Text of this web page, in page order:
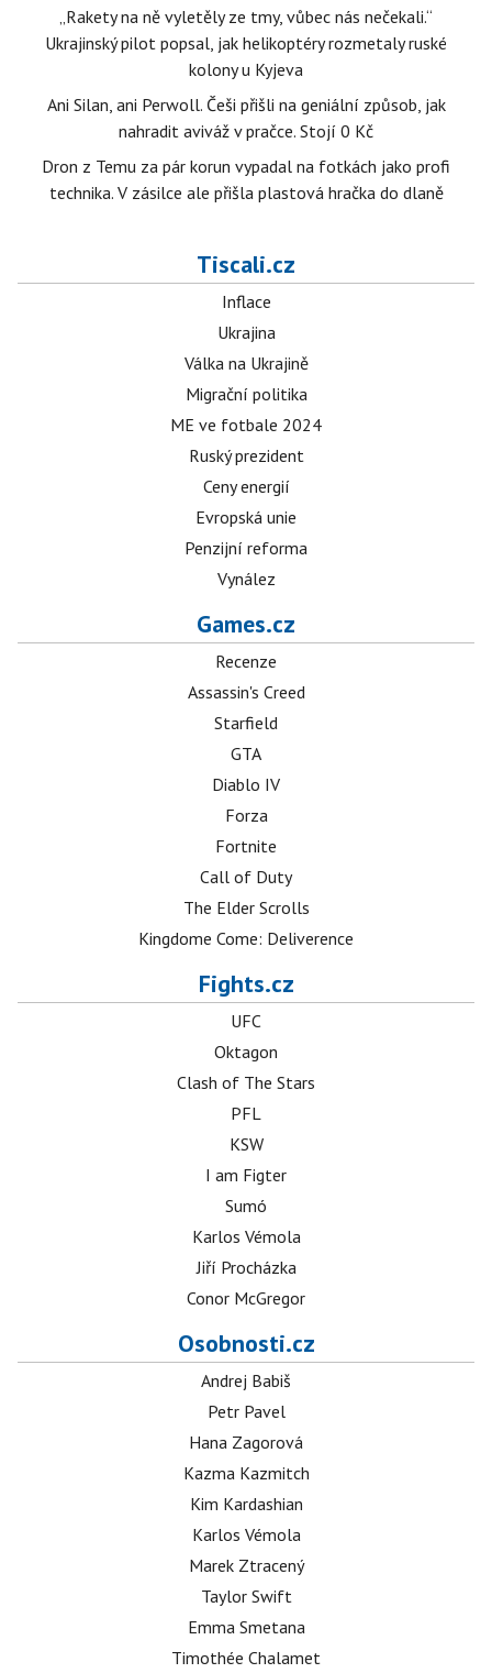
„Rakety na ně vyletěly ze tmy, vůbec nás nečekali.“
Ukrajinský pilot popsal, jak helikoptéry rozmetaly ruské
kolony u Kyjeva
Ani Silan, ani Perwoll. Češi přišli na geniální způsob, jak
nahradit aviváž v pračce. Stojí 0 Kč
Dron z Temu za pár korun vypadal na fotkách jako profi
technika. V zásilce ale přišla plastová hračka do dlaně
Tiscali.cz
Inflace
Ukrajina
Válka na Ukrajině
Migrační politika
ME ve fotbale 2024
Ruský prezident
Ceny energií
Evropská unie
Penzijní reforma
Vynález
Games.cz
Recenze
Assassin's Creed
Starfield
GTA
Diablo IV
Forza
Fortnite
Call of Duty
The Elder Scrolls
Kingdome Come: Deliverence
Fights.cz
UFC
Oktagon
Clash of The Stars
PFL
KSW
I am Figter
Sumó
Karlos Vémola
Jiří Procházka
Conor McGregor
Osobnosti.cz
Andrej Babiš
Petr Pavel
Hana Zagorová
Kazma Kazmitch
Kim Kardashian
Karlos Vémola
Marek Ztracený
Taylor Swift
Emma Smetana
Timothée Chalamet